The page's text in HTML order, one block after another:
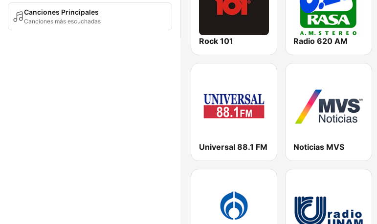
Canciones Principales
Canciones más escuchadas
Rock 101 Radio 620 AM
Universal 88.1 FM Noticias MVS